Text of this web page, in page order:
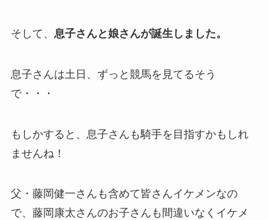
そして、 息子さんと娘さんが誕生しました。
息子さんは土日、ずっと競馬を見てるそう
で・・・
もしかすると、息子さんも騎手を目指すかもしれ
ませんね！
父・藤岡健一さんも含めて皆さんイケメンなの
で、藤岡康太さんのお子さんも間違いなくイケメ